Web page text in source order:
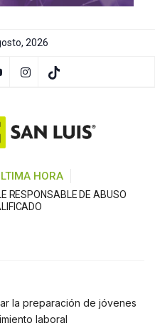
2026
HORA
RESPONSABLE DE ABUSO
la preparación de jóvenes
laboral